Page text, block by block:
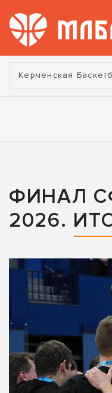
Турнир:
Керченская
ФИНАЛ
2026.